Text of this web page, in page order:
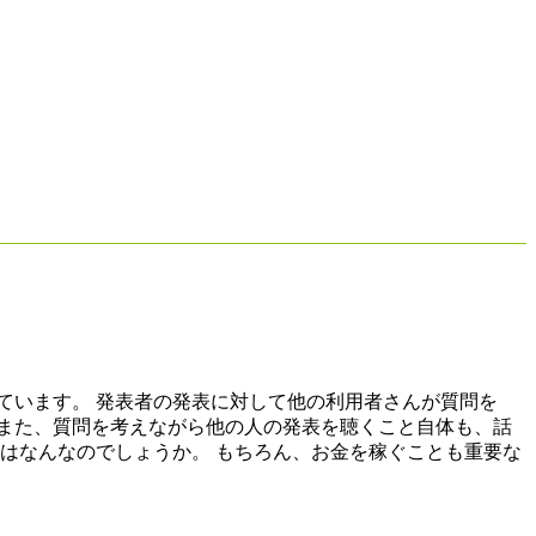
ます。 発表者の発表に対して他の利用者さんが質問を
、質問を考えながら他の人の発表を聴くこと自体も、話
なんなのでしょうか。 もちろん、お金を稼ぐことも重要な